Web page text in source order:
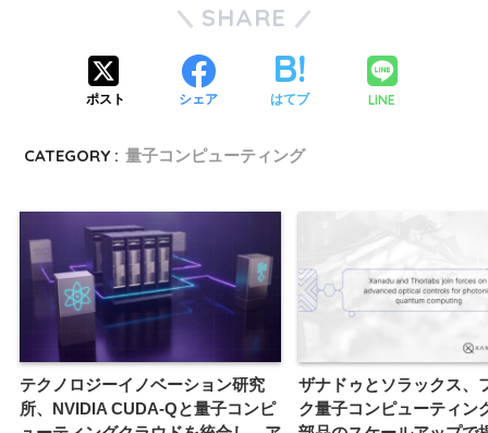
SHARE
ポスト シェア はてブ LINE
CATEGORY : 量子コンピューティング
テクノロジーイノベーション研究
所、NVIDIA CUDA-Qと量子コンピ
ザナドゥとソラックス、
ク量子コンピューティン